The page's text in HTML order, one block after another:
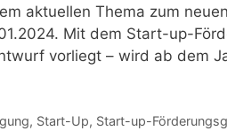
aktuellen Thema zum
Mit dem Start-up-
vorliegt – wird ab dem
, Start-Up, Start-up-